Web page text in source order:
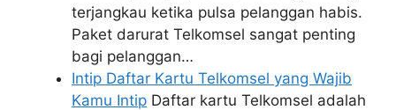
terjangkau ketika pulsa pelanggan habis.
Paket darurat Telkomsel sangat penting
bagi pelanggan…
Intip Daftar Kartu Telkomsel yang Wajib
Kamu Intip Daftar kartu Telkomsel adalah